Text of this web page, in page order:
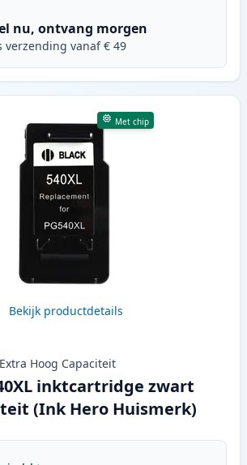
nu, ontvang morgen
verzending vanaf € 49
Met chip
Bekijk productdetails
Extra Hoog Capaciteit
inktcartridge zwart
(Ink Hero Huismerk)